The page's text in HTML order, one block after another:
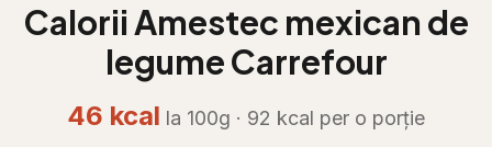
CaloriiAmestec mexican de
legume Carrefour
46 kcal la 100g · 92 kcal per o porție